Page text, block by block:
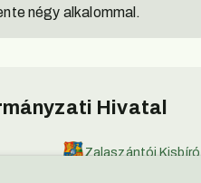
négy alkalommal.
Hivatal
Zalaszántói Kisbíró